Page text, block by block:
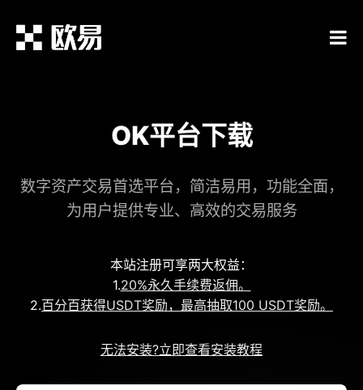
OK平台下载
数字资产交易首选平台，简洁易用，功能全面，
为用户提供专业、高效的交易服务
本站注册可享两大权益：
1.20%永久手续费返佣。
2.百分百获得USDT奖励，最高抽取100 USDT奖励。
无法安装?立即查看安装教程